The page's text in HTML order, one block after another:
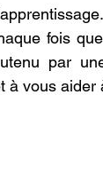
fois
par
vous aider